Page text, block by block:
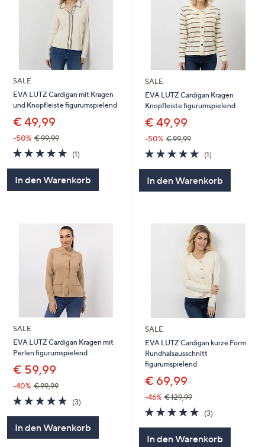
SALE
EVA LUTZ Cardigan mit Kragen
und Knopfleiste figurumspielend
€ 49,99
-50% € 99,99
5.0
von
(1)1
In den Warenkorb
SALE
EVA LUTZ Cardigan Kragen
Knopfleiste figurumspielend
€ 49,99
-50% € 99,99
5.0
von
(1)1
In den Warenkorb
SALE
EVA LUTZ Cardigan Kragen mit
Perlen figurumspielend
€ 59,99
-40% € 99,99
5.0
von
(3)3
In den Warenkorb
SALE
EVA LUTZ Cardigan kurze Form
Rundhalsausschnitt
figurumspielend
€ 69,99
-46% € 129,99
5.0
von
(3)3
In den Warenkorb